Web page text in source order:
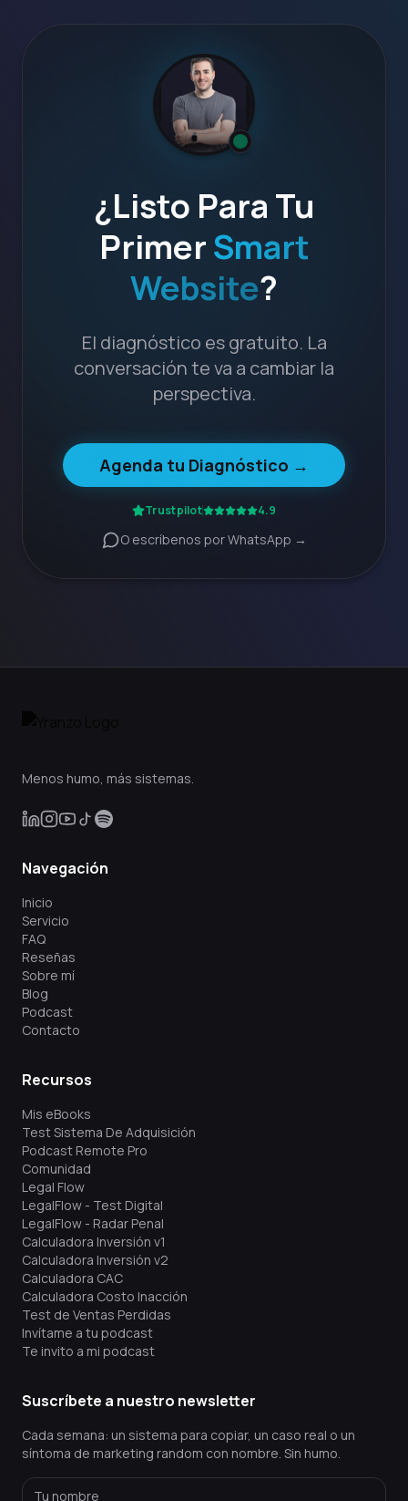
¿Listo Para Tu
PrimerSmart
Website?
El diagnóstico es gratuito. La
conversación te va a cambiar la
perspectiva.
Agenda tu Diagnóstico →
Trustpilot 4.9
O escríbenos por WhatsApp →
Menos humo, más sistemas.
Navegación
Inicio
Servicio
FAQ
Reseñas
Sobre mí
Blog
Podcast
Contacto
Recursos
Mis eBooks
Test Sistema De Adquisición
Podcast Remote Pro
Comunidad
Legal Flow
LegalFlow - Test Digital
LegalFlow - Radar Penal
Calculadora Inversión v1
Calculadora Inversión v2
Calculadora CAC
Calculadora Costo Inacción
Test de Ventas Perdidas
Invítame a tu podcast
Te invito a mi podcast
Suscríbete a nuestro newsletter
Cada semana: un sistema para copiar, un caso real o un
síntoma de marketing random con nombre. Sin humo.